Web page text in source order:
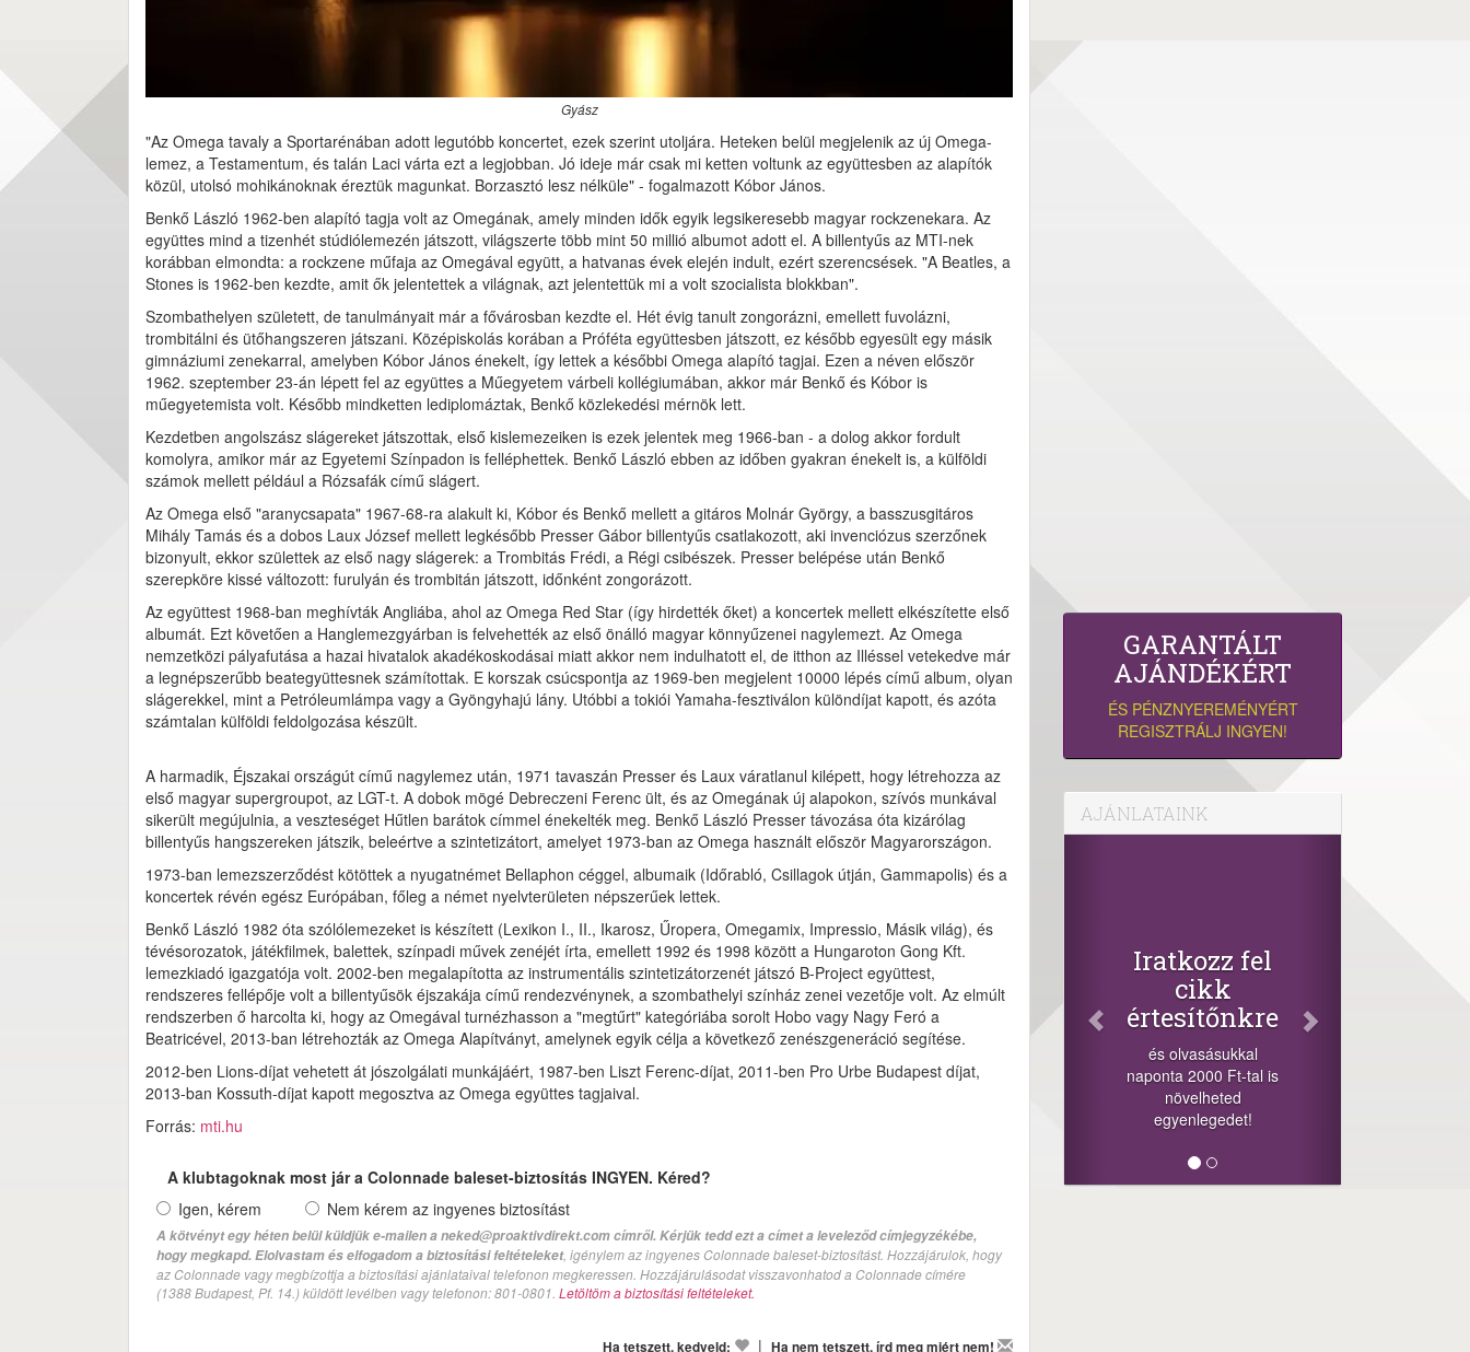
Gyász
"Az Omega tavaly a Sportarénában adott legutóbb koncertet, ezek szerint utoljára. Heteken belül megjelenik az új Omega-
lemez, a Testamentum, és talán Laci várta ezt a legjobban. Jó ideje már csak mi ketten voltunk az együttesben az alapítók
közül, utolsó mohikánoknak éreztük magunkat. Borzasztó lesz nélküle" - fogalmazott Kóbor János.
Benkő László 1962-ben alapító tagja volt az Omegának, amely minden idők egyik legsikeresebb magyar rockzenekara. Az
együttes mind a tizenhét stúdiólemezén játszott, világszerte több mint 50 millió albumot adott el. A billentyűs az MTI-nek
korábban elmondta: a rockzene műfaja az Omegával együtt, a hatvanas évek elején indult, ezért szerencsések. "A Beatles, a
Stones is 1962-ben kezdte, amit ők jelentettek a világnak, azt jelentettük mi a volt szocialista blokkban".
Szombathelyen született, de tanulmányait már a fővárosban kezdte el. Hét évig tanult zongorázni, emellett fuvolázni,
trombitálni és ütőhangszeren játszani. Középiskolás korában a Próféta együttesben játszott, ez később egyesült egy másik
gimnáziumi zenekarral, amelyben Kóbor János énekelt, így lettek a későbbi Omega alapító tagjai. Ezen a néven először
1962. szeptember 23-án lépett fel az együttes a Műegyetem várbeli kollégiumában, akkor már Benkő és Kóbor is
műegyetemista volt. Később mindketten lediplomáztak, Benkő közlekedési mérnök lett.
Kezdetben angolszász slágereket játszottak, első kislemezeiken is ezek jelentek meg 1966-ban - a dolog akkor fordult
komolyra, amikor már az Egyetemi Színpadon is felléphettek. Benkő László ebben az időben gyakran énekelt is, a külföldi
számok mellett például a Rózsafák című slágert.
Az Omega első "aranycsapata" 1967-68-ra alakult ki, Kóbor és Benkő mellett a gitáros Molnár György, a basszusgitáros
Mihály Tamás és a dobos Laux József mellett legkésőbb Presser Gábor billentyűs csatlakozott, aki invenciózus szerzőnek
bizonyult, ekkor születtek az első nagy slágerek: a Trombitás Frédi, a Régi csibészek. Presser belépése után Benkő
szerepköre kissé változott: furulyán és trombitán játszott, időnként zongorázott.
Az együttest 1968-ban meghívták Angliába, ahol az Omega Red Star (így hirdették őket) a koncertek mellett elkészítette első
albumát. Ezt követően a Hanglemezgyárban is felvehették az első önálló magyar könnyűzenei nagylemezt. Az Omega
nemzetközi pályafutása a hazai hivatalok akadékoskodásai miatt akkor nem indulhatott el, de itthon az Illéssel vetekedve már
a legnépszerűbb beategyüttesnek számítottak. E korszak csúcspontja az 1969-ben megjelent 10000 lépés című album, olyan
slágerekkel, mint a Petróleumlámpa vagy a Gyöngyhajú lány. Utóbbi a tokiói Yamaha-fesztiválon különdíjat kapott, és azóta
számtalan külföldi feldolgozása készült.
A harmadik, Éjszakai országút című nagylemez után, 1971 tavaszán Presser és Laux váratlanul kilépett, hogy létrehozza az
első magyar supergroupot, az LGT-t. A dobok mögé Debreczeni Ferenc ült, és az Omegának új alapokon, szívós munkával
sikerült megújulnia, a veszteséget Hűtlen barátok címmel énekelték meg. Benkő László Presser távozása óta kizárólag
billentyűs hangszereken játszik, beleértve a szintetizátort, amelyet 1973-ban az Omega használt először Magyarországon.
1973-ban lemezszerződést kötöttek a nyugatnémet Bellaphon céggel, albumaik (Időrabló, Csillagok útján, Gammapolis) és a
koncertek révén egész Európában, főleg a német nyelvterületen népszerűek lettek.
Benkő László 1982 óta szólólemezeket is készített (Lexikon I., II., Ikarosz, Űropera, Omegamix, Impressio, Másik világ), és
tévésorozatok, játékfilmek, balettek, színpadi művek zenéjét írta, emellett 1992 és 1998 között a Hungaroton Gong Kft.
lemezkiadó igazgatója volt. 2002-ben megalapította az instrumentális szintetizátorzenét játszó B-Project együttest,
rendszeres fellépője volt a billentyűsök éjszakája című rendezvénynek, a szombathelyi színház zenei vezetője volt. Az elmúlt
rendszerben ő harcolta ki, hogy az Omegával turnézhasson a "megtűrt" kategóriába sorolt Hobo vagy Nagy Feró a
Beatricével, 2013-ban létrehozták az Omega Alapítványt, amelynek egyik célja a következő zenészgeneráció segítése.
2012-ben Lions-díjat vehetett át jószolgálati munkájáért, 1987-ben Liszt Ferenc-díjat, 2011-ben Pro Urbe Budapest díjat,
2013-ban Kossuth-díjat kapott megosztva az Omega együttes tagjaival.
Forrás: mti.hu
A klubtagoknak most jár a Colonnade baleset-biztosítás INGYEN. Kéred?
Igen, kérem
Nem kérem az ingyenes biztosítást
A kötvényt egy héten belül küldjük e-mailen a neked@proaktivdirekt.com címről. Kérjük tedd ezt a címet a leveleződ címjegyzékébe,
hogy megkapd. Elolvastam és elfogadom a biztosítási feltételeket, igénylem az ingyenes Colonnade baleset-biztosítást. Hozzájárulok, hogy
az Colonnade vagy megbízottja a biztosítási ajánlataival telefonon megkeressen. Hozzájárulásodat visszavonhatod a Colonnade címére
(1388 Budapest, Pf. 14.) küldött levélben vagy telefonon: 801-0801. Letöltöm a biztosítási feltételeket.
Ha tetszett, kedveld: | Ha nem tetszett, írd meg miért nem!
GARANTÁLT
AJÁNDÉKÉRT
ÉS PÉNZNYEREMÉNYÉRT
REGISZTRÁLJ INGYEN!
AJÁNLATAINK
értesítőnkre
naponta 2000 Ft-tal is
+1.000.000 Ft...
-nyeremény növelés jár
sorsolás napján! A
lehetőséget. Lájkolj is